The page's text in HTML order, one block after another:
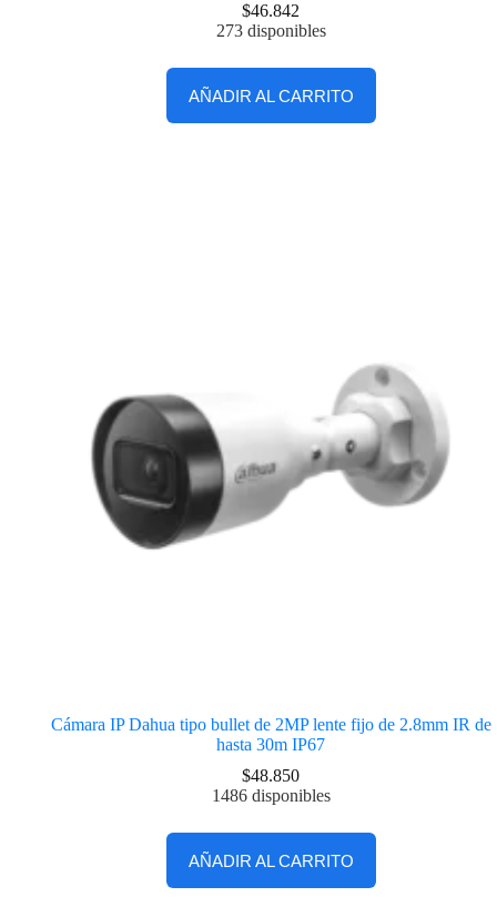
$46.842
273 disponibles
AÑADIR AL CARRITO
Cámara IP Dahua tipo bullet de 2MP lente fijo de 2.8mm IR de
hasta 30m IP67
$48.850
1486 disponibles
AÑADIR AL CARRITO